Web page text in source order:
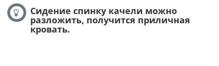
Сидение спинку качели можно
разложить, получится приличная
кровать.